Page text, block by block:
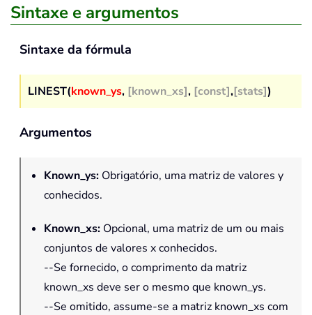
Sintaxe e argumentos
Sintaxe da fórmula
LINEST(known_ys, [known_xs], [const],[stats])
Argumentos
Known_ys: Obrigatório, uma matriz de valores y
conhecidos.
Known_xs: Opcional, uma matriz de um ou mais
conjuntos de valores x conhecidos.
--Se fornecido, o comprimento da matriz
known_xs deve ser o mesmo que known_ys.
--Se omitido, assume-se a matriz known_xs com